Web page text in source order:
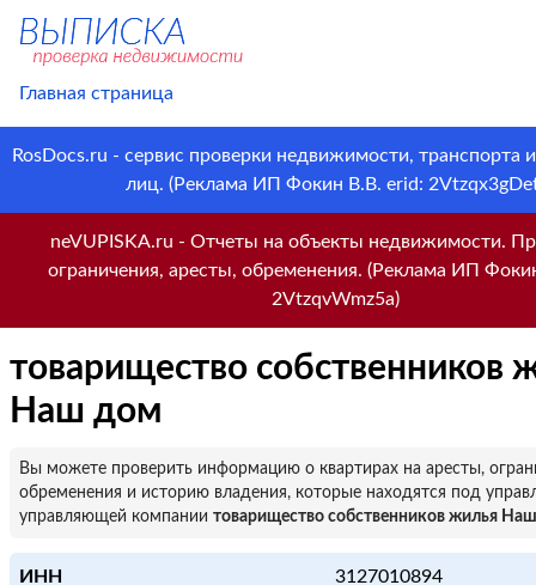
Главная страница
RosDocs.ru - сервис проверки недвижимости, транспорта
лиц. (Реклама ИП Фокин В.В. erid:
neVUPISKA.ru - Отчеты на объекты недвижимости.
ограничения, аресты, обременения. (Реклама ИП
2VtzqvWmz5a)
товарищество собственников
Наш дом
Вы можете проверить информацию о квартирах на аресты,
обременения и историю владения, которые находятся под
управляющей компании товарищество собственников жилья
ИНН
3127010894